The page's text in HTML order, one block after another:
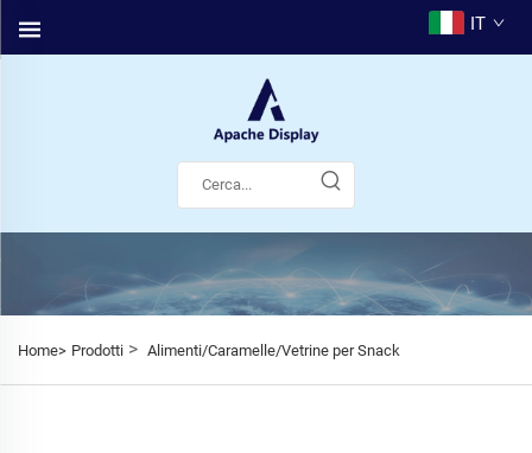
IT
Home> Prodotti > Alimenti/Caramelle/Vetrine per Snack